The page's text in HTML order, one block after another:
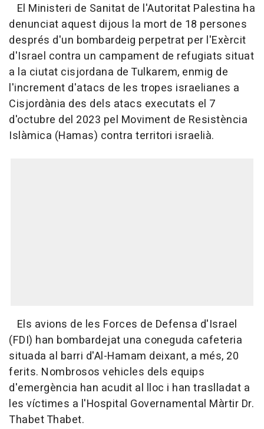
El Ministeri de Sanitat de l'Autoritat Palestina ha
denunciat aquest dijous la mort de 18 persones
després d'un bombardeig perpetrat per l'Exèrcit
d'Israel contra un campament de refugiats situat
a la ciutat cisjordana de Tulkarem, enmig de
l'increment d'atacs de les tropes israelianes a
Cisjordània des dels atacs executats el 7
d'octubre del 2023 pel Moviment de Resistència
Islàmica (Hamas) contra territori israelià.
Els avions de les Forces de Defensa d'Israel
(FDI) han bombardejat una coneguda cafeteria
situada al barri d'Al-Hamam deixant, a més, 20
ferits. Nombrosos vehicles dels equips
d'emergència han acudit al lloc i han traslladat a
les víctimes a l'Hospital Governamental Màrtir Dr.
Thabet Thabet.